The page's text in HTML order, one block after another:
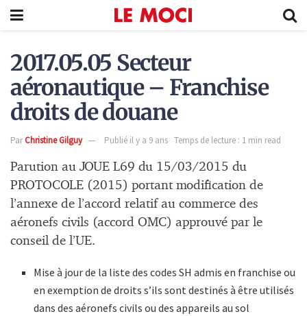
2017.05.05 Secteur
aéronautique – Franchise
droits de douane
ParChristine Gilguy Publié il y a 9 ans Temps de lecture : 1 min read
Parution au JOUE L69 du 15/03/2015 du
PROTOCOLE (2015) portant modification de
l’annexe de l’accord relatif au commerce des
aéronefs civils (accord OMC) approuvé par le
conseil de l’UE.
Mise à jour de la liste des codes SH admis en franchise ou
en exemption de droits s’ils sont destinés à être utilisés
dans des aéronefs civils ou des appareils au sol